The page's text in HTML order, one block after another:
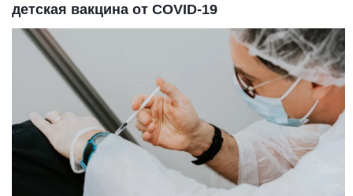
детская вакцина от COVID-19